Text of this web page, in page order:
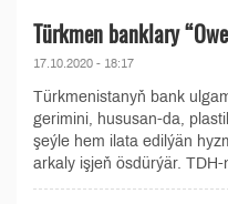
Türkmen banklary
17.10.2020 - 18:17
Türkmenistanyň bank
gerimini, hususan-da,
şeýle hem ilata edilýän
arkaly işjeň ösdürýär.